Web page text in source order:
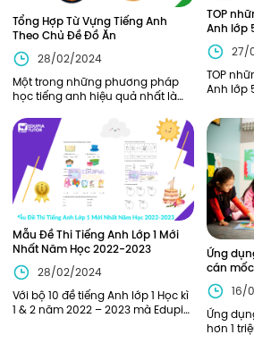
Tổng Hợp Từ Vựng Tiếng Anh
Theo Chủ Đề Đồ Ăn
28/02/2024
Một trong những phương pháp
học tiếng anh hiệu quả nhất là
đề riêng biệt. Các chủ đề từ vựng
tiếng anh khác nhau sẽ cho
TOP
Anh lớp
hãy cho
27/
TOP
Anh lớp
Mẫu Đề Thi Tiếng Anh Lớp 1 Mới
Nhất Năm Học 2022-2023
28/02/2024
Với bộ 10 đề tiếng Anh lớp 1 Học kì
1 & 2 năm 2022 – 2023 mà Edupia
Ứng
cán
huynh
16/
Ứng
hơn 1